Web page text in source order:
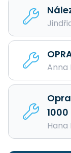
Anna
1000
Hana